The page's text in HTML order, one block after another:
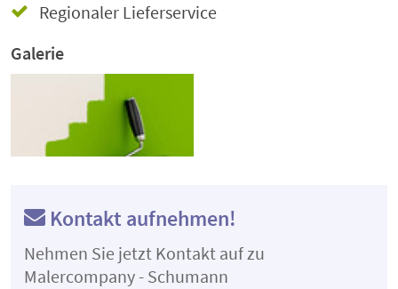
Regionaler Lieferservice
Galerie
Kontakt aufnehmen!
Nehmen Sie jetzt Kontakt auf zu
Malercompany - Schumann